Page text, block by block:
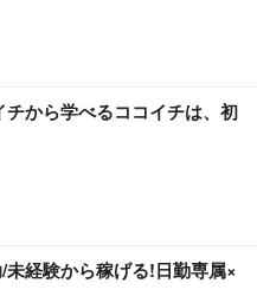
から学べるココイチは、初
経験から稼げる!日勤専属×